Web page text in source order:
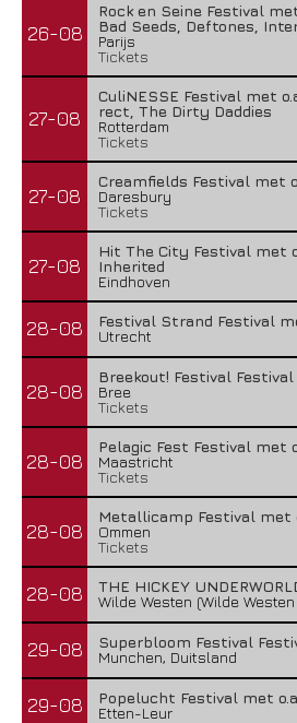
26-08
Rock en Seine Festival
Bad Seeds, Deftones,
Parijs
Tickets
27-08
CuliNESSE Festival met
rect, The Dirty Daddies
Rotterdam
Tickets
27-08
Creamfields Festival met
Daresbury
Tickets
27-08
Hit The City Festival met
Inherited
Eindhoven
28-08
Festival Strand Festival
Utrecht
28-08
Breekout! Festival
Bree
Tickets
28-08
Pelagic Fest Festival met
Maastricht
Tickets
28-08
Metallicamp Festival met
Ommen
Tickets
28-08
THE HICKEY
Wilde Westen (Wilde
29-08
Superbloom Festival
Munchen, Duitsland
29-08
Popelucht Festival met
Etten-Leur